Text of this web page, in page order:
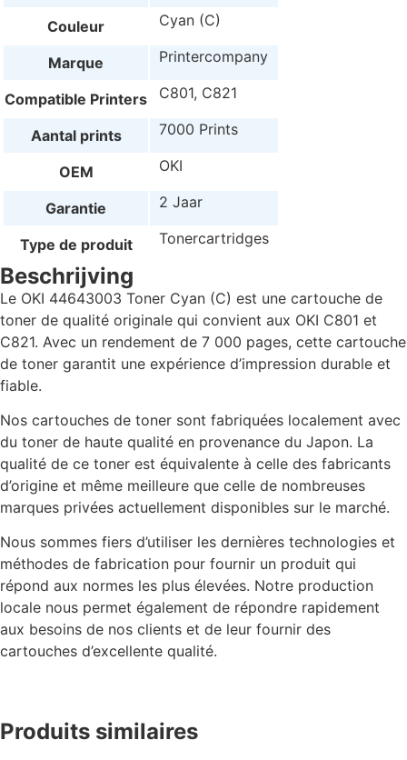
Couleur Cyan (C)
Marque Printercompany
Compatible Printers C801, C821
Aantal prints 7000 Prints
OEM OKI
Garantie 2 Jaar
Type de produit Tonercartridges
Beschrijving
Le OKI 44643003 Toner Cyan (C) est une cartouche de
toner de qualité originale qui convient aux OKI C801 et
C821. Avec un rendement de 7 000 pages, cette cartouche
de toner garantit une expérience d’impression durable et
fiable.
Nos cartouches de toner sont fabriquées localement avec
du toner de haute qualité en provenance du Japon. La
qualité de ce toner est équivalente à celle des fabricants
d’origine et même meilleure que celle de nombreuses
marques privées actuellement disponibles sur le marché.
Nous sommes fiers d’utiliser les dernières technologies et
méthodes de fabrication pour fournir un produit qui
répond aux normes les plus élevées. Notre production
locale nous permet également de répondre rapidement
aux besoins de nos clients et de leur fournir des
cartouches d’excellente qualité.
Produits similaires